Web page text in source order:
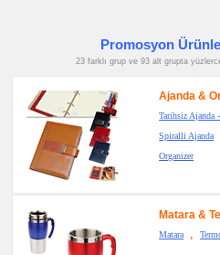
Promosyon
23 farklı grup ve 93 alt grupta
Ajanda &
Tarihsiz Ajanda
Spiralli Ajanda
Organizer
Matara &
Matara